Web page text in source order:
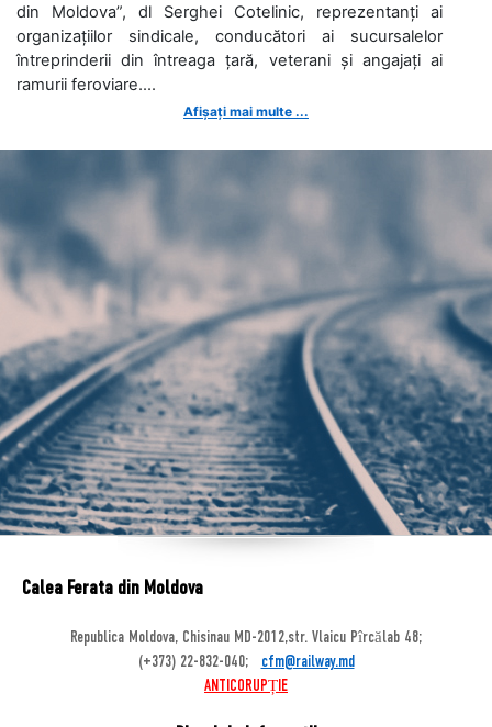
din Moldova”, dl Serghei Cotelinic, reprezentanți ai
organizațiilor sindicale, conducători ai sucursalelor
întreprinderii din întreaga țară, veterani și angajați ai
ramurii feroviare....
Afișați mai multe ...
Calea Ferata din Moldova
Republica Moldova, Chisinau MD-2012,str. Vlaicu Pîrcălab 48;
(+373) 22-832-040;
cfm@railway.md
ANTICORUPȚIE